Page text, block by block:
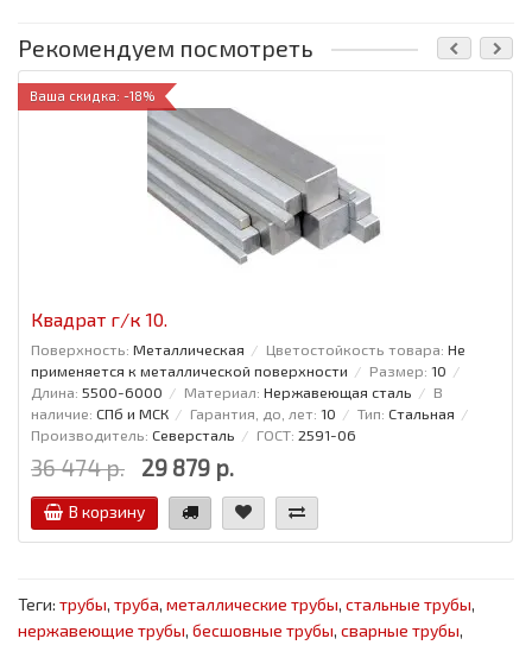
Рекомендуем посмотреть
Ваша скидка: -18%
Квадрат г/к 10.
Поверхность: Металлическая Цветостойкость товара: Не
применяется к металлической поверхности
Размер: 10
Длина: 5500-6000 Материал: Нержавеющая сталь
В
наличие: СПб и МСК Гарантия, до, лет: 10 Тип: Стальная
Производитель: Северсталь ГОСТ: 2591-06
36 474 р. 29 879 р.
В корзину
Теги: трубы, труба, металлические трубы, стальные трубы,
нержавеющие трубы, бесшовные трубы, сварные трубы,